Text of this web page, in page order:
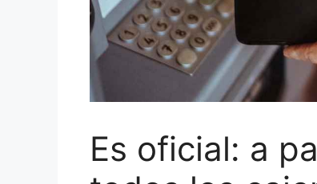
Es oficial: a